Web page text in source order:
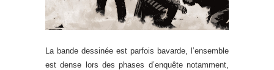
La bande dessinée est parfois bavarde, l’ensemble
est dense lors des phases d’enquête notamment,